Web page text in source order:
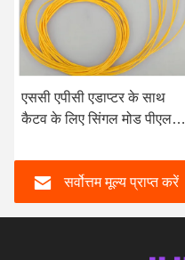
एससी एपीसी एडाप्टर के साथ
कैटव के लिए सिंगल मोड पीएलसी
1x8
सर्वोत्तम मूल्य प्राप्त करें